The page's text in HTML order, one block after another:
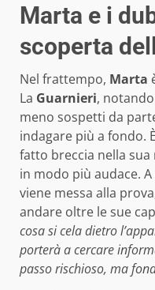
Marta e i
scoperta
Nel frattempo, Marta
La Guarnieri,
meno sospetti da
indagare più a fondo.
fatto breccia nella
in modo più audace.
viene messa alla
andare oltre le sue
cosa si cela dietro
porterà a cercare
passo rischioso, ma